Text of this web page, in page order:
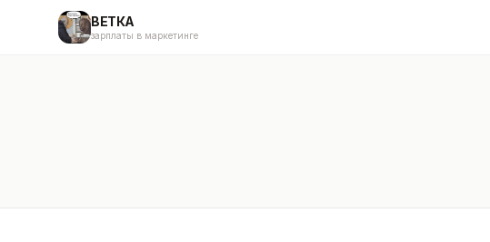
ВЕТКА
зарплаты в маркетинге